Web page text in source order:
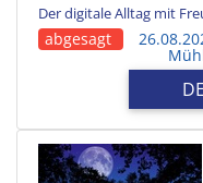
Der digitale Alltag mit
abgesagt